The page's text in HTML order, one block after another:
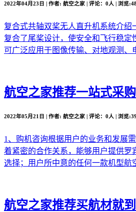
2022年04月23日 | 作者: 航空之家 | 评论：0人 | 浏览
复合式共轴双桨无人直升机系统介绍
复合了尾桨设计，使安全和飞行稳定
可广泛应用于图像传输、对地观测、
航空之家推荐一站式采
2022年05月21日 | 作者: 航空之家 | 评论：0人 | 浏览
1、购机咨询根据用户的业务和发展
着紧密的合作关系，能够用户提供
选择；用户所中意的任何一款机型航
航空之家推荐买航材就